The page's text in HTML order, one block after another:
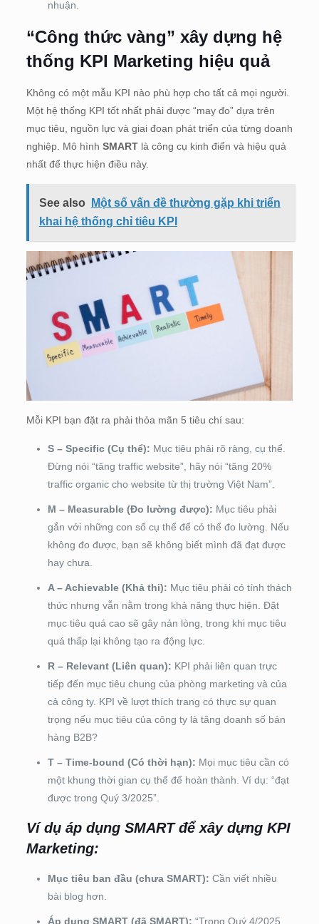
nhuận.
“Công thức vàng” xây dựng hệ
thống KPI Marketing hiệu quả
Không có một mẫu KPI nào phù hợp cho tất cả mọi người.
Một hệ thống KPI tốt nhất phải được “may đo” dựa trên
mục tiêu, nguồn lực và giai đoạn phát triển của từng doanh
nghiệp. Mô hình SMARTlà công cụ kinh điển và hiệu quả
nhất để thực hiện điều này.
See also
Một số vấn đề thường gặp khi triển
khai hệ thống chỉ tiêu KPI
Mỗi KPI bạn đặt ra phải thỏa mãn 5 tiêu chí sau:
S – Specific (Cụ thể): Mục tiêu phải rõ ràng, cụ thể.
Đừng nói “tăng traffic website”, hãy nói “tăng 20%
traffic organic cho website từ thị trường Việt Nam”.
M – Measurable (Đo lường được): Mục tiêu phải
gắn với những con số cụ thể để có thể đo lường. Nếu
không đo được, bạn sẽ không biết mình đã đạt được
hay chưa.
A – Achievable (Khả thi): Mục tiêu phải có tính thách
thức nhưng vẫn nằm trong khả năng thực hiện. Đặt
mục tiêu quá cao sẽ gây nản lòng, trong khi mục tiêu
quá thấp lại không tạo ra động lực.
R – Relevant (Liên quan): KPI phải liên quan trực
tiếp đến mục tiêu chung của phòng marketing và của
cả công ty. KPI về lượt thích trang có thực sự quan
trọng nếu mục tiêu của công ty là tăng doanh số bán
hàng B2B?
T – Time-bound (Có thời hạn): Mọi mục tiêu cần có
một khung thời gian cụ thể để hoàn thành. Ví dụ: “đạt
được trong Quý 3/2025”.
Ví dụ áp dụng SMART để xây dựng KPI
Marketing:
Mục tiêu ban đầu (chưa SMART): Cần viết nhiều
bài blog hơn.
Áp dụng SMART (đã SMART): “Trong Quý 4/2025,